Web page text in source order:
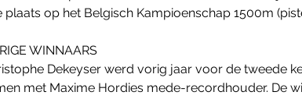
plaats op het Belgisch Kampioenschap 1500m
WINNAARS
Dekeyser werd vorig jaar voor de tweede
met Maxime Hordies mede-recordhouder. De